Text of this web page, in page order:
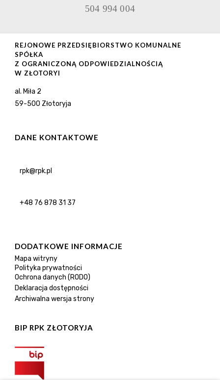
504 994 004
REJONOWE PRZEDSIĘBIORSTWO KOMUNALNE
SPÓŁKA
Z OGRANICZONĄ ODPOWIEDZIALNOŚCIĄ
W ZŁOTORYI
al. Miła 2
59-500 Złotoryja
DANE KONTAKTOWE
rpk@rpk.pl
+48 76 878 31 37
DODATKOWE INFORMACJE
Mapa witryny
Polityka prywatności
Ochrona danych (RODO)
Deklaracja dostępności
Archiwalna wersja strony
BIP RPK ZŁOTORYJA